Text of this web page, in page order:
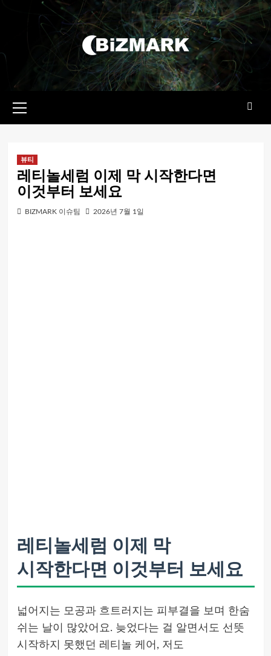
메뉴
뷰티
레티놀세럼 이제 막 시작한다면
이것부터 보세요
BIZMARK 이슈팀 2026년 7월 1일
레티놀세럼 이제 막
시작한다면 이것부터 보세요
넓어지는 모공과 흐트러지는 피부결을 보며 한숨
쉬는 날이 많았어요. 늦었다는 걸 알면서도 선뜻
시작하지 못했던 레티놀 케어, 저도